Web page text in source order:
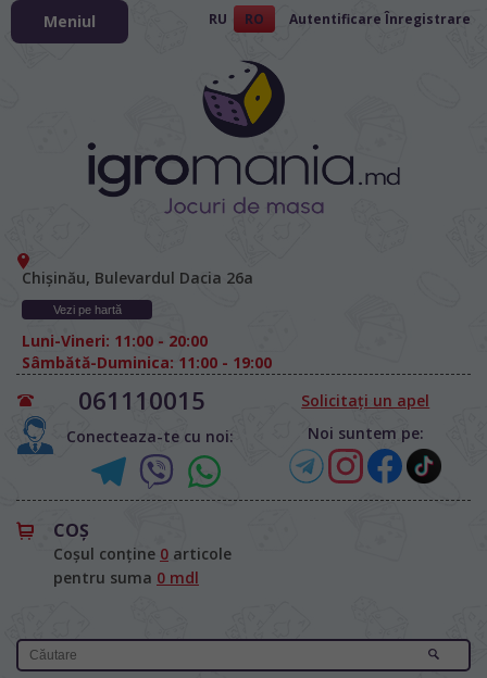
RU RO Autentificare Înregistrare
Chișinău, Bulevardul Dacia 26а
Vezi pe hartă
Luni-Vineri: 11:00 - 20:00
Sâmbătă-Duminica: 11:00 - 19:00
061110015
Conecteaza-te cu noi:
Solicitați un apel
Noi suntem pe:
COŞ
Coșul conține 0 articole
pentru suma 0 mdl
Meniul